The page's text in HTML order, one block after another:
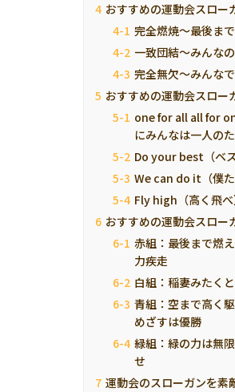
おすすめの運動会スロー
完全燃焼～最後ま
一致団結〜みんな
完全無欠～みんな
おすすめの運動会スロー
one for all all for
にみんなは一人のた
Do your best（ベ
We can do it（僕た
Fly high（高く飛べ
おすすめの運動会スロー
赤組：最後まで燃
力疾走
白組：稲妻みたく
青組：空まで高く
めざすは優勝
緑組：緑の力は無
せ
運動会のスローガンを素